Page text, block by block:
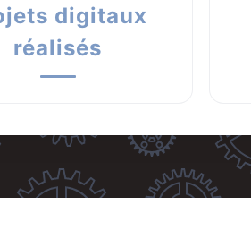
digitaux
réalisés